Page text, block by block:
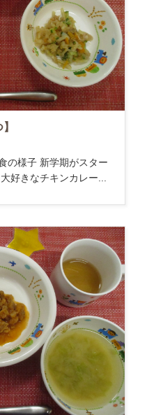
の様子 新学期がスター
好きなチキンカレー...